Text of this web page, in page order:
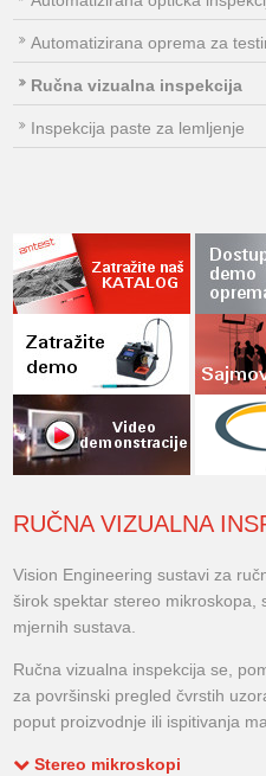
Automatizirana oprema za
Ručna vizualna inspekcija
Inspekcija paste za lemljenje
RUČNA VIZUALNA
Vision Engineering sustavi za
širok spektar stereo mikroskopa,
mjernih sustava.
Ručna vizualna inspekcija se,
za površinski pregled čvrstih
poput proizvodnje ili ispitivanja
Stereo mikroskopi